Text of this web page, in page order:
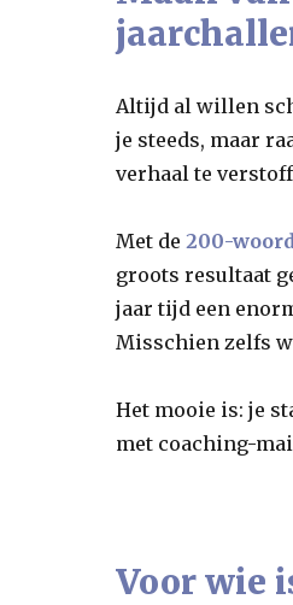
Altijd al willen
je steeds, maar
verhaal te
Met de200-
groots resultaat
jaar tijd een
Misschien zelfs
Het mooie is: je
met coaching-
Voor wie